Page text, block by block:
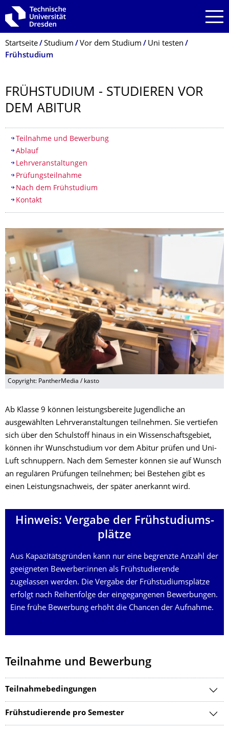
Zur Hauptnavigation springen
Zur Suche springen
Zum Inhalt springen
Breadcrumb-Menü
Startseite Studium Vor dem Studium
Uni testen
Frühstudium
FRÜHSTUDIUM - STUDIEREN VOR
DEM ABITUR
Inhaltsverzeichnis
Teilnahme und Bewerbung
Ablauf
Lehrveranstaltungen
Prüfungsteilnahme
Nach dem Frühstudium
Kontakt
Copyright: PantherMedia / kasto
Ab Klasse 9 können leistungsbereite Jugendliche an
ausgewählten Lehrveranstaltungen teilnehmen. Sie vertiefen
sich über den Schulstoff hinaus in ein Wissenschaftsgebiet,
können ihr Wunschstudium vor dem Abitur prüfen und Uni-
Luft schnuppern. Nach dem Semester können sie auf Wunsch
an regulären Prüfungen teilnehmen; bei Bestehen gibt es
einen Leistungsnachweis, der später anerkannt wird.
Hinweis: Vergabe der Frühstudiums­
plätze
Aus Kapazitätsgründen kann nur eine begrenzte Anzahl der
geeigneten Bewerber:innen als Frühstudierende
zugelassen werden. Die Vergabe der Frühstudiumsplätze
erfolgt nach Reihenfolge der eingegangenen Bewerbungen.
Eine frühe Bewerbung erhöht die Chancen der Aufnahme.
Teilnahme und Bewerbung
Teilnahmebedingungen
Frühstudierende pro Semester